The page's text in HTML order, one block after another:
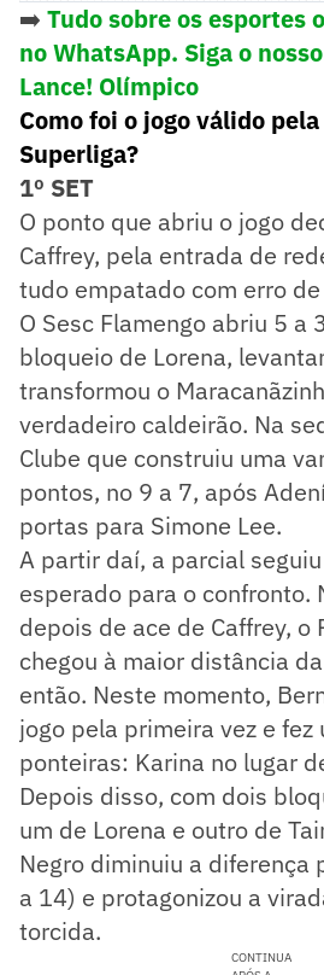
➡️ Tudo sobre os esportes
no WhatsApp. Siga o
Lance! Olímpico
Como foi o jogo válido
Superliga?
1º SET
O ponto que abriu o jogo
Caffrey, pela entrada de
tudo empatado com erro
O Sesc Flamengo abriu 5 a
bloqueio de Lorena,
transformou o
verdadeiro caldeirão. Na
Clube que construiu uma
pontos, no 9 a 7, após
portas para Simone Lee.
A partir daí, a parcial
esperado para o confronto.
depois de ace de Caffrey, o
chegou à maior distância
então. Neste momento,
jogo pela primeira vez e fez
ponteiras: Karina no lugar
Depois disso, com dois
um de Lorena e outro de
Negro diminuiu a diferença
a 14) e protagonizou a
torcida.
CONTINUA